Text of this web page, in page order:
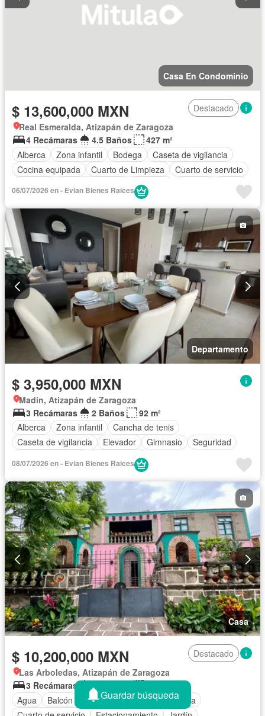
Casa En Condominio
$ 13,600,000 MXN
Destacado
Real Esmeralda, Atizapán de Zaragoza
4 Recámaras
4.5 Baños
427 m²
Alberca
Zona infantil Bodega
Caseta de vigilancia
Cocina equipada
Cuarto de Limpieza
Cuarto de servicio
Gimnasio
Jardín
Seguridad
Sin amueblar
06/07/2026 en - Evian Bienes Raices
Departamento
$ 3,950,000 MXN
Madín, Atizapán de Zaragoza
3 Recámaras
2 Baños
92 m²
Alberca
Zona infantil
Cancha de tenis
Caseta de vigilancia
Elevador Gimnasio
Seguridad
Sin amueblar
08/07/2026 en - Evian Bienes Raices
Casa
$ 10,200,000 MXN
Destacado
Las Arboledas, Atizapán de Zaragoza
3 Recámaras
4.5 Baños
Agua
Balcón Chimenea
Cocina equipada
Guardar búsqueda